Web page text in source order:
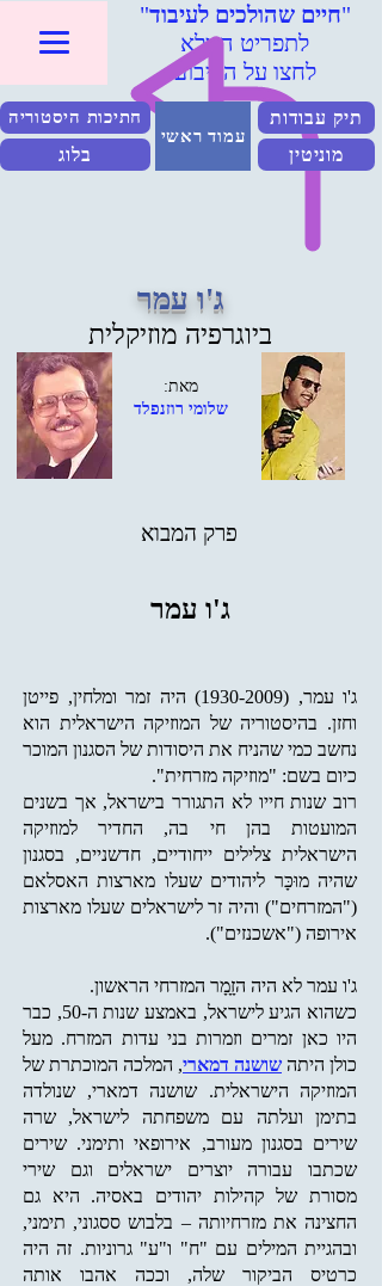
"חיים שהולכים לעיבוד"
לתפריט המלא
לחצו על הריבוע
חתיכות היסטוריה
בלוג
עמוד ראשי
תיק עבודות
מוניטין
ג'ו עמר
ביוגרפיה מוזיקלית
מאת:
שלומי רוזנפלד
פרק המבוא
ג'ו עמר
ג'ו עמר, (1930-2009)
היה זמר ומלחין, פייטן
וחזן. בהיסטוריה של המוזיקה הישראלית הוא
נחשב כמי שהניח את היסודות של הסגנון המוכר
כיום בשם: "מוזיקה מזרחית".
רוב שנות חייו לא התגורר בישראל, אך בשנים
המועטות בהן חי בה, החדיר למוזיקה
הישראלית צלילים ייחודיים, חדשניים, בסגנון
שהיה מוּכָּר ליהודים שעלו מארצות האסלאם
("המזרחים") והיה זר לישראלים שעלו מארצות
אירופה ("אשכנזים").
ג'ו עמר לא היה הזָָמָר המזרחי הראשון.
כשהוא הגיע לישראל, באמצע שנות ה-50, כבר
היו כאן זמרים וזמרות בני עדות המזרח. מעל
כולן היתה שושנה דמארי, המלכה המוכתרת של
המוזיקה הישראלית. שושנה דמארי, שנולדה
בתימן ועלתה עם משפחתה לישראל, שרה
שירים בסגנון מעורב, אירופאי ותימני. שירים
שכתבו עבורה יוצרים ישראלים וגם שירי
מסורת של קהילות יהודים באסיה. היא גם
החצינה את מזרחיותה – בלבוש ססגוני, תימני,
ובהגיית המילים עם "ח" ו"ע" גרוניות. זה היה
כרטיס הביקור שלה, וככה אהבו אותה